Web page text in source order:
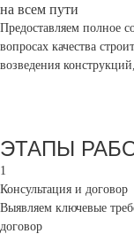
на всем пути
Предоставляем полное
вопросах качества
возведения
ЭТАПЫ
1
Консультация и договор
Выявляем ключевые
договор